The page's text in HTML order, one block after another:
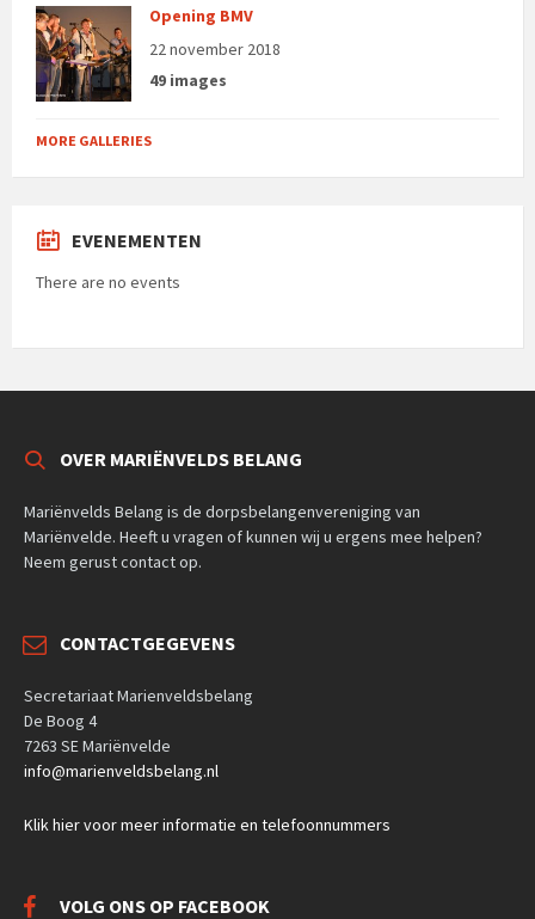
Opening BMV
22 november 2018
49 images
MORE GALLERIES
EVENEMENTEN
There are no events
OVER MARIËNVELDS BELANG
Mariënvelds Belang is de dorpsbelangenvereniging van
Mariënvelde. Heeft u vragen of kunnen wij u ergens mee helpen?
Neem gerust contact op.
CONTACTGEGEVENS
Secretariaat Marienveldsbelang
De Boog 4
7263 SE Mariënvelde
info@marienveldsbelang.nl
Klik hier voor meer informatie en telefoonnummers
VOLG ONS OP FACEBOOK